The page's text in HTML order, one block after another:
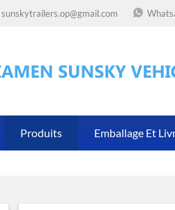
sunskytrailers.op@gmail.com
Produits Emballage Et